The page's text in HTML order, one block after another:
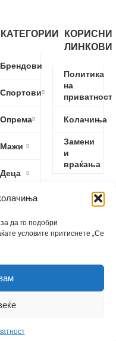
да го подобри
условите притиснете „Се
КАТЕГОРИИ
Брендови
Спортови
Опрема
Мажи
Деца
Жени
КОРИСНИ
ЛИНКОВИ
Политика
на
приватност
Колачиња
Замени
и
враќања
Studio